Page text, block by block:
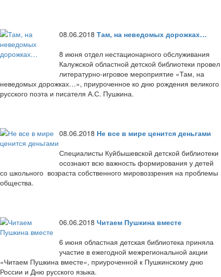
08.06.2018 Там, на неведомых дорожках…
8 июня отдел нестационарного обслуживания
Калужской областной детской библиотеки провел
литературно-игровое мероприятие «Там, на
неведомых дорожках…», приуроченное ко дню рождения великого
русского поэта и писателя А.С. Пушкина.
08.06.2018 Не все в мире ценится деньгами
Специалисты Куйбышевской детской библиотеки
осознают всю важность формирования у детей
со школьного возраста собственного мировоззрения на проблемы
общества.
06.06.2018 Читаем Пушкина вместе
6 июня областная детская библиотека приняла
участие в ежегодной межрегиональной акции
«Читаем Пушкина вместе», приуроченной к Пушкинскому дню
России и Дню русского языка.